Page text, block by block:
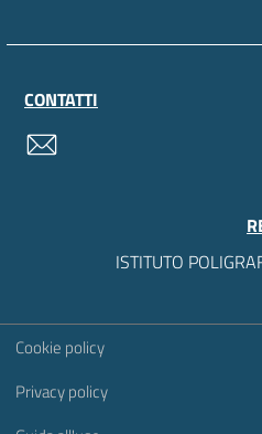
CONTATTI
ISTITUTO
Sezione Link Utili
Cookie policy
Privacy policy